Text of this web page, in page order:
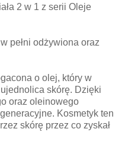
2 w 1 z serii Oleje
pełni odżywiona oraz
o olej, który w
skórę. Dzięki
oraz oleinowego
Kosmetyk ten
skórę przez co zyskał